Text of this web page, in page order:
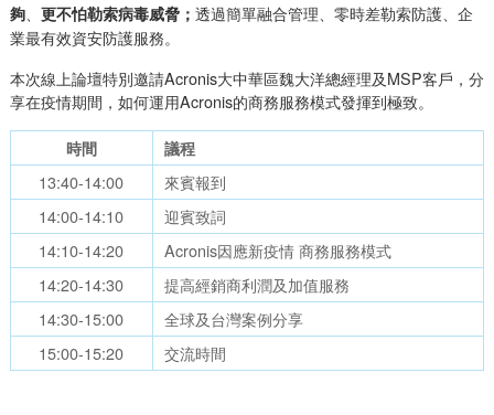
夠、 更不怕勒索病毒威脅； 透過簡單融合管理、零時差勒索防護、企
業最有效資安防護服務。
本次線上論壇特別邀請Acronis大中華區魏大洋總經理及MSP客戶，分
享在疫情期間，如何運用Acronis的商務服務模式發揮到極致。
時間 議程
13:40-14:00
來賓報到
14:00-14:10
迎賓致詞
14:10-14:20
Acronis因應新疫情 商務服務模式
14:20-14:30
提高經銷商利潤及加值服務
14:30-15:00
全球及台灣案例分享
15:00-15:20
交流時間